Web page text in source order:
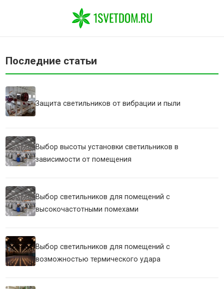
Последние статьи
Защита светильников от вибрации и пыли
Выбор высоты установки светильников в
зависимости от помещения
Выбор светильников для помещений с
высокочастотными помехами
Выбор светильников для помещений с
возможностью термического удара